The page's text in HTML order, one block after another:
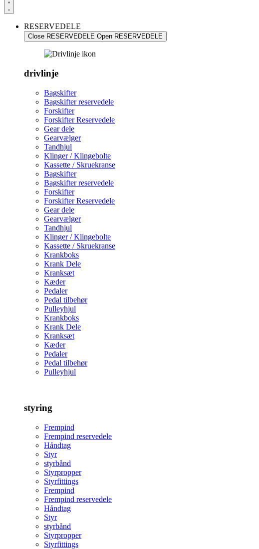
RESERVEDELE
Close RESERVEDELE Open RESERVEDELE
drivlinje
Bagskifter
Bagskifter reservedele
Forskifter
Forskifter Reservedele
Gear dele
Gearvælger
Tandhjul
Klinger / Klingebolte
Kassette / Skruekranse
Bagskifter
Bagskifter reservedele
Forskifter
Forskifter Reservedele
Gear dele
Gearvælger
Tandhjul
Klinger / Klingebolte
Kassette / Skruekranse
Krankboks
Krank Dele
Kranksæt
Kæder
Pedaler
Pedal tilbehør
Pulleyhjul
Krankboks
Krank Dele
Kranksæt
Kæder
Pedaler
Pedal tilbehør
Pulleyhjul
styring
Frempind
Frempind reservedele
Håndtag
Styr
styrbånd
Styrpropper
Styrfittings
Frempind
Frempind reservedele
Håndtag
Styr
styrbånd
Styrpropper
Styrfittings